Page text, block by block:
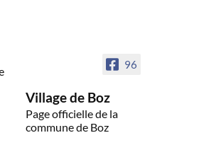
96
Village de Boz
Page officielle de la
commune de Boz